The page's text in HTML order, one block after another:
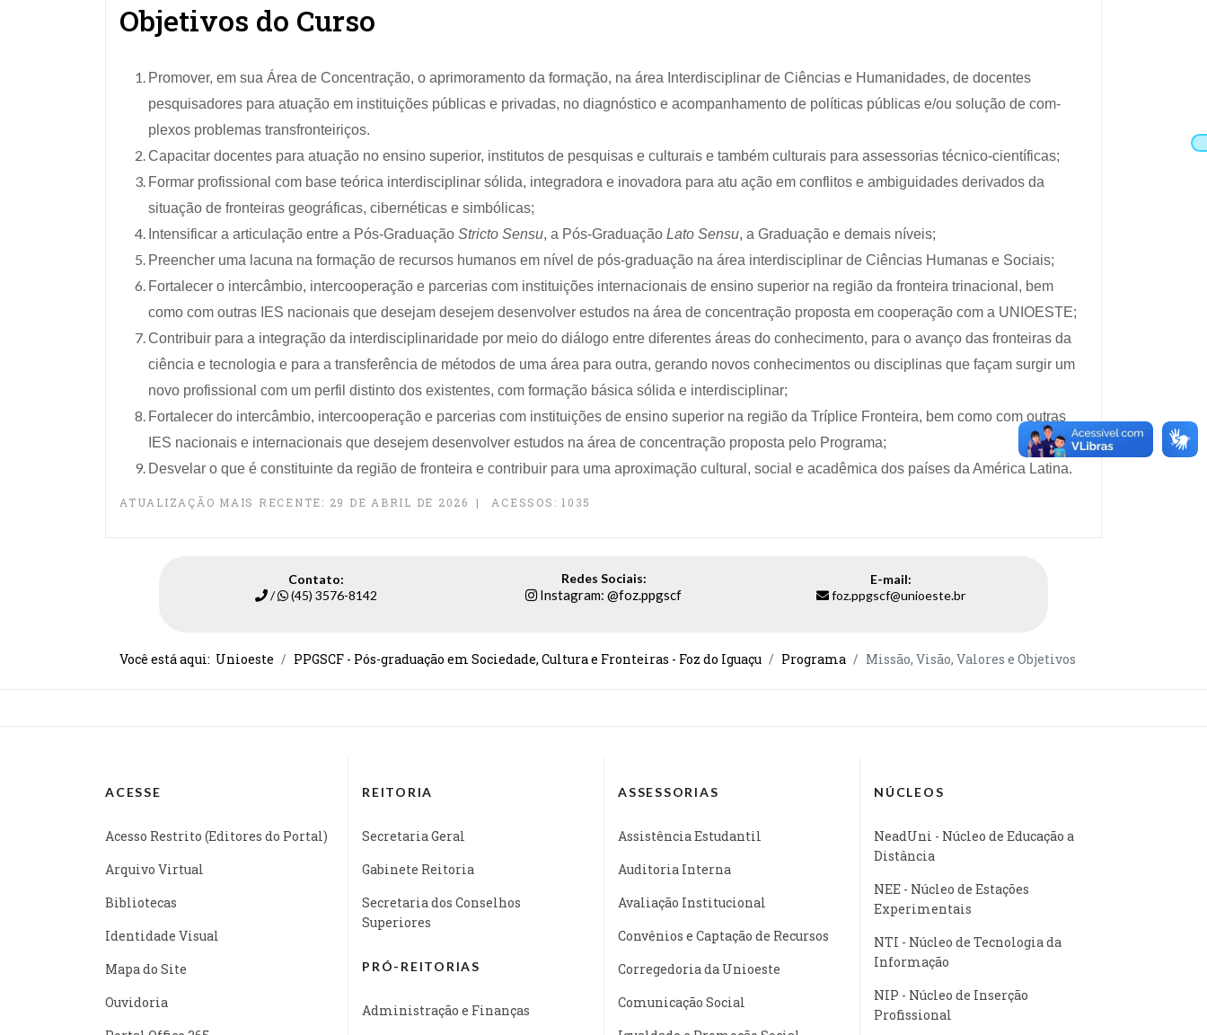
Objetivos do Curso
Promover, em sua Área de Concentração, o aprimoramento da formação, na área Interdisciplinar de Ciências e Humanidades, de docentes
pesquisadores para atuação em instituições públicas e privadas, no diagnóstico e acompanhamento de políticas públicas e/ou solução de com-
plexos problemas transfronteiriços.
Capacitar docentes para atuação no ensino superior, institutos de pesquisas e culturais e também culturais para assessorias técnico-científicas;
Formar profissional com base teórica interdisciplinar sólida, integradora e inovadora para atu ação em conflitos e ambiguidades derivados da
situação de fronteiras geográficas, cibernéticas e simbólicas;
Intensificar a articulação entre a Pós-Graduação Stricto Sensu, a Pós-Graduação Lato Sensu, a Graduação e demais níveis;
Preencher uma lacuna na formação de recursos humanos em nível de pós-graduação na área interdisciplinar de Ciências Humanas e Sociais;
Fortalecer o intercâmbio, intercooperação e parcerias com instituições internacionais de ensino superior na região da fronteira trinacional, bem
como com outras IES nacionais que desejam desejem desenvolver estudos na área de concentração proposta em cooperação com a UNIOESTE;
Contribuir para a integração da interdisciplinaridade por meio do diálogo entre diferentes áreas do conhecimento, para o avanço das fronteiras da
ciência e tecnologia e para a transferência de métodos de uma área para outra, gerando novos conhecimentos ou disciplinas que façam surgir um
novo profissional com um perfil distinto dos existentes, com formação básica sólida e interdisciplinar;
Fortalecer do intercâmbio, intercooperação e parcerias com instituições de ensino superior na região da Tríplice Fronteira, bem como com outras
IES nacionais e internacionais que desejem desenvolver estudos na área de concentração proposta pelo Programa;
Desvelar o que é constituinte da região de fronteira e contribuir para uma aproximação cultural, social e acadêmica dos países da América Latina.
ATUALIZAÇÃO MAIS RECENTE: 29 DE ABRIL DE 2026 ACESSOS: 1035
Contato:
/
(45) 3576-8142
Redes Sociais:
Instagram: @foz.ppgscf
E-mail:
foz.ppgscf@unioeste.br
Você está aqui: Unioeste PPGSCF - Pós-graduação em Sociedade, Cultura e Fronteiras - Foz do Iguaçu Programa Missão, Visão, Valores e Objetivos
ACESSE
Acesso Restrito (Editores do Portal)
Arquivo Virtual
Bibliotecas
Identidade Visual
Mapa do Site
Ouvidoria
REITORIA
Secretaria Geral
Gabinete Reitoria
Secretaria dos Conselhos
Superiores
PRÓ-REITORIAS
Administração e Finanças
ASSESSORIAS
Assistência Estudantil
Auditoria Interna
Avaliação Institucional
Convênios e Captação de Recursos
Corregedoria da Unioeste
Comunicação Social
NÚCLEOS
NeadUni - Núcleo de Educação a
Distância
NEE - Núcleo de Estações
Experimentais
NTI - Núcleo de Tecnologia da
Informação
NIP - Núcleo de Inserção
Profissional